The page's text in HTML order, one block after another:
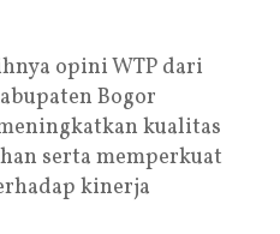
opini WTP dari
Bogor
kualitas
serta memperkuat
kinerja